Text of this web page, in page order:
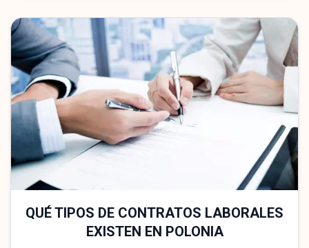
QUÉ TIPOS DE CONTRATOS LABORALES
EXISTEN EN POLONIA